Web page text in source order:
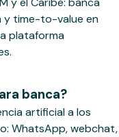
y time-to-value en
plataforma
banca?
artificial a los
WhatsApp, webchat,